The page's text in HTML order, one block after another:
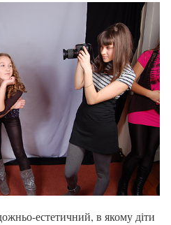
естетичний, в якому діти